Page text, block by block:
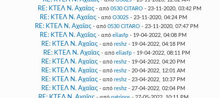
RE: ΚΤΕΛ Ν. Αχαΐας - από 0530 CITARO - 23-11-2020, 03:42 PM
RE: ΚΤΕΛ Ν. Αχαΐας - από O302S- 23-11-2020, 04:24 PM
RE: ΚΤΕΛ Ν. Αχαΐας - από 0530 CITARO- 23-11-2020, 07:47 PM
RE: ΚΤΕΛ Ν. Αχαΐας - από eliasfp - 19-04-2022, 04:08 PM
RE: ΚΤΕΛ Ν. Αχαΐας - από reshz - 19-04-2022, 04:18 PM
RE: ΚΤΕΛ Ν. Αχαΐας - από eliasfp- 19-04-2022, 08:11 PM
RE: ΚΤΕΛ Ν. Αχαΐας - από reshz - 19-04-2022, 04:20 PM
RE: ΚΤΕΛ Ν. Αχαΐας - από reshz - 20-04-2022, 12:01 AM
RE: ΚΤΕΛ Ν. Αχαΐας - από reshz - 23-04-2022, 10:37 PM
RE: ΚΤΕΛ Ν. Αχαΐας - από reshz - 27-04-2022, 02:04 PM